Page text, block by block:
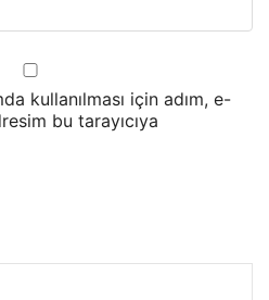
kullanılması için adım, e-
bu tarayıcıya